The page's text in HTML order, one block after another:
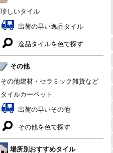
珍しいタイル
出荷の早い逸品タイル
逸品タイルを色で探す
その他
その他建材・セラミック雑貨など
タイルカーペット
出荷の早いその他
その他を色で探す
場所別おすすめタイル